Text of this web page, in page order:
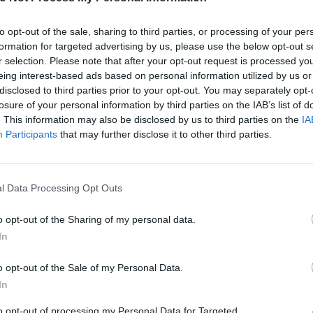
opt-out of the sale, sharing to third parties, or processing of your
for targeted advertising by us, please use the below opt-out
selection. Please note that after your opt-out request is processed
interest-based ads based on personal information utilized by us
to third parties prior to your opt-out. You may separately
of your personal information by third parties on the IAB’s list of
This information may also be disclosed by us to third parties on the
Participants that may further disclose it to other third parties.
Data Processing Opt Outs
opt-out of the Sharing of my personal data.
opt-out of the Sale of my Personal Data.
opt-out of processing my Personal Data for Targeted
μασάει... τσίχλες υποχρεωτικά.
τσίχλα με εντολή γιατρού;
είναι εντολή του γιατρού μου να μασάω τσίχλα,
πρόβλημα με τα αφτιά μου, έχει πρόβλημα η
ότι δεν ακούω, αλλά τα ακούω διπλά, κάνει έκο
Point of View
ΑΠΟΣΤΟΛΟΠΟΥΛΟΥ
σαλάτα με
A STORY BY KORI
ΔΑΦΝΗ ΚΑΡΑΒΟΚΥΡΗ
πεθάνω»